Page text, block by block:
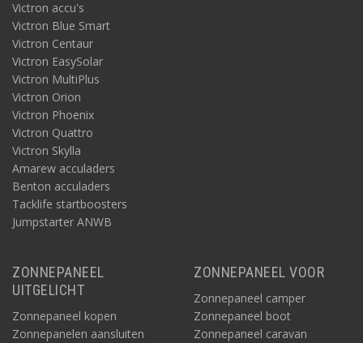
Victron accu's
Victron Blue Smart
Victron Centaur
Victron EasySolar
Victron MultiPlus
Victron Orion
Victron Phoenix
Victron Quattro
Victron Skylla
Amarew acculaders
Benton acculaders
Tacklife startboosters
Jumpstarter ANWB
ZONNEPANEEL
UITGELICHT
Zonnepaneel kopen
Zonnepanelen aansluiten
ZONNEPANEEL VOOR
Zonnepaneel camper
Zonnepaneel boot
Zonnepaneel caravan